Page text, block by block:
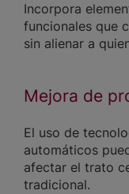
Incorpora
funcionales que
sin alienar a
Mejora de
El uso de
automáticos
afectar el trato
tradicional.